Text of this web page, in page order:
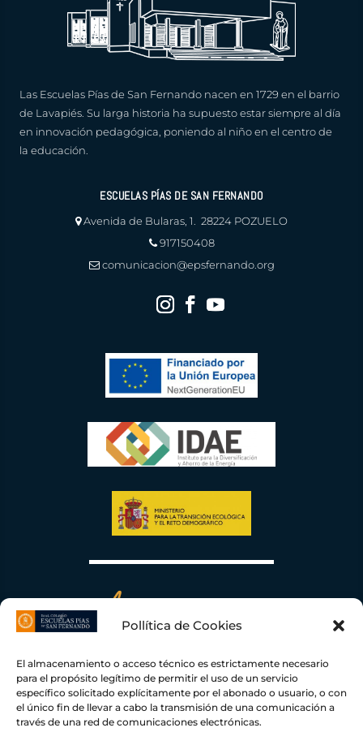
Pollítica de Cookies
El almacenamiento o acceso técnico es estrictamente necesario
para el propósito legítimo de permitir el uso de un servicio
específico solicitado explícitamente por el abonado o usuario, o con
el único fin de llevar a cabo la transmisión de una comunicación a
través de una red de comunicaciones electrónicas.
Las Escuelas Pías de San Fernando nacen en 1729 en el barrio
de Lavapiés. Su larga historia ha supuesto estar siempre al día
en innovación pedagógica, poniendo al niño en el centro de
la educación.
ESCUELAS PÍAS DE SAN FERNANDO
Avenida de Bularas, 1. 28224 POZUELO
917150408
comunicacion@epsfernando.org
Escuelas Pías de San Fernando ha recibido una ayuda de la Unión Europea con cargo al